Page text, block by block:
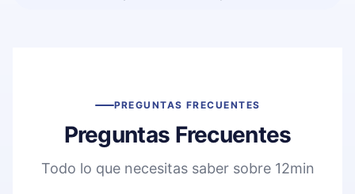
PREGUNTAS FRECUENTES
Preguntas Frecuentes
Todo lo que necesitas saber sobre 12min